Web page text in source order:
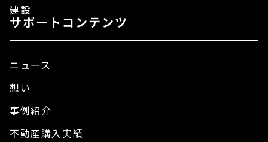
建設
サポートコンテンツ
ニュース
想い
事例紹介
不動産購入実績